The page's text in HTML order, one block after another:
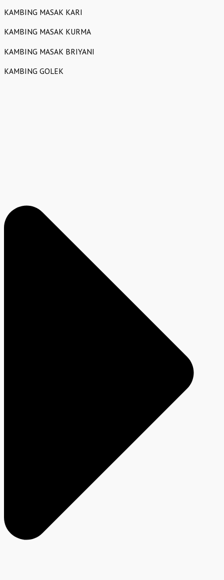
KAMBING MASAK KARI
KAMBING MASAK KURMA
KAMBING MASAK BRIYANI
KAMBING GOLEK